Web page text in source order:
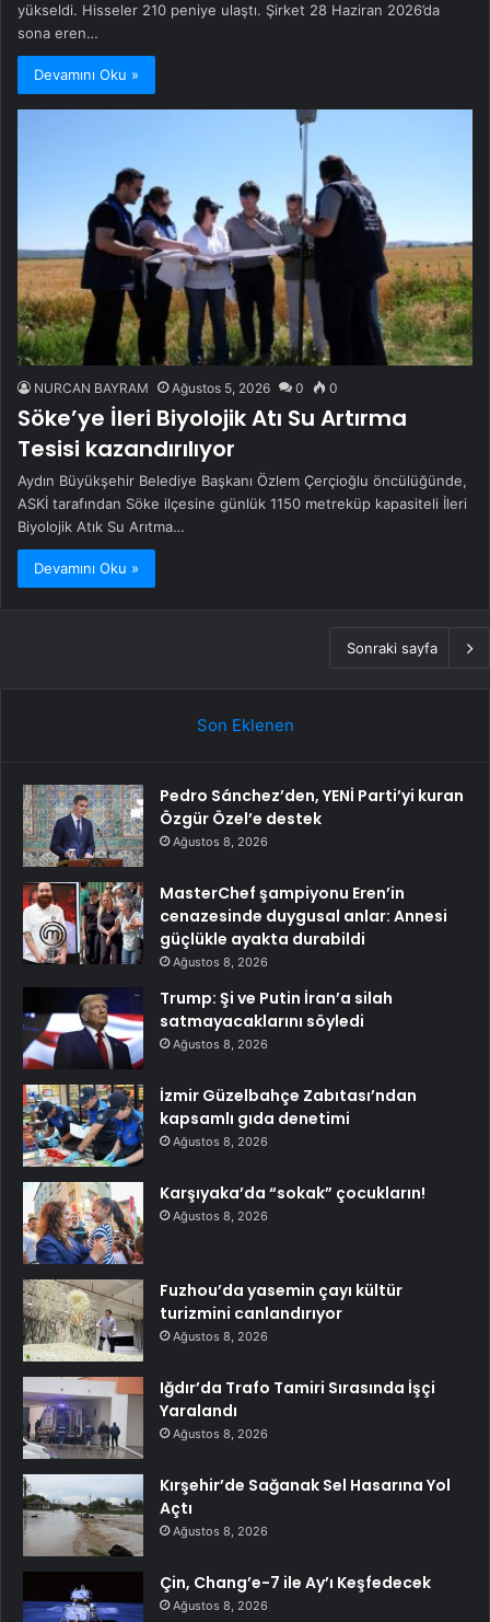
yükseldi. Hisseler 210 peniye ulaştı. Şirket 28 Haziran 2026’da
sona eren…
Devamını Oku »
NURCAN BAYRAM Ağustos 5, 2026 0 0
Söke’ye İleri Biyolojik Atı Su Artırma
Tesisi kazandırılıyor
Aydın Büyükşehir Belediye Başkanı Özlem Çerçioğlu öncülüğünde,
ASKİ tarafından Söke ilçesine günlük 1150 metreküp kapasiteli İleri
Biyolojik Atık Su Arıtma…
Devamını Oku »
Sonraki sayfa
Son Eklenen
Pedro Sánchez’den, YENİ Parti’yi kuran
Özgür Özel’e destek
Ağustos 8, 2026
MasterChef şampiyonu Eren’in
cenazesinde duygusal anlar: Annesi
güçlükle ayakta durabildi
Ağustos 8, 2026
Trump: Şi ve Putin İran’a silah
satmayacaklarını söyledi
Ağustos 8, 2026
İzmir Güzelbahçe Zabıtası’ndan
kapsamlı gıda denetimi
Ağustos 8, 2026
Karşıyaka’da “sokak” çocukların!
Ağustos 8, 2026
Fuzhou’da yasemin çayı kültür
turizmini canlandırıyor
Ağustos 8, 2026
Iğdır’da Trafo Tamiri Sırasında İşçi
Yaralandı
Ağustos 8, 2026
Kırşehir’de Sağanak Sel Hasarına Yol
Açtı
Ağustos 8, 2026
Çin, Chang’e-7 ile Ay’ı Keşfedecek
Ağustos 8, 2026